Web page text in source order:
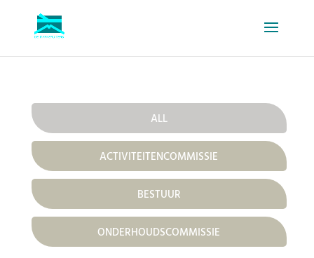
ALL
ACTIVITEITENCOMMISSIE
BESTUUR
ONDERHOUDSCOMMISSIE